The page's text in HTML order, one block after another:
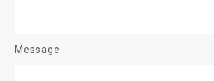
Message